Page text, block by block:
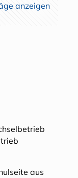
anzeigen
aus